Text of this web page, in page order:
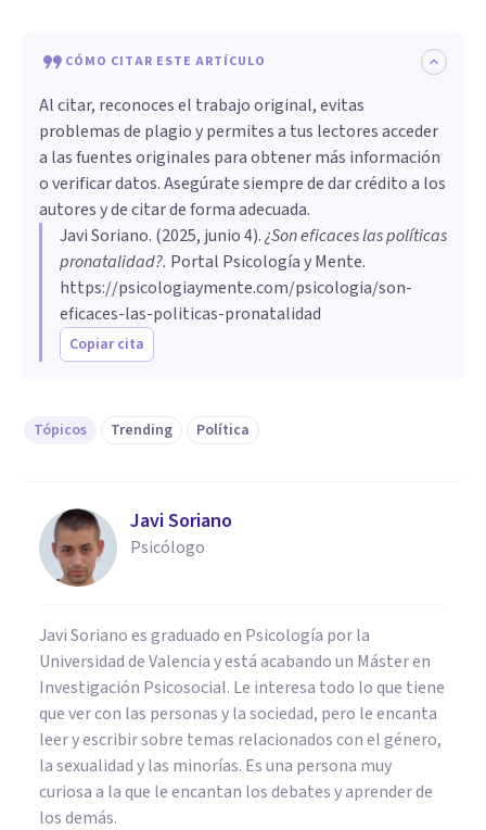
CÓMO CITAR ESTE ARTÍCULO
Al citar, reconoces el trabajo original, evitas
problemas de plagio y permites a tus lectores acceder
a las fuentes originales para obtener más información
o verificar datos. Asegúrate siempre de dar crédito a los
autores y de citar de forma adecuada.
Javi Soriano. (2025, junio 4).¿Son eficaces las políticas
pronatalidad?. Portal Psicología y Mente.
https://psicologiaymente.com/psicologia/son-
eficaces-las-politicas-pronatalidad
Copiar cita
Tópicos Trending Política
Javi Soriano
Psicólogo
Javi Soriano es graduado en Psicología por la
Universidad de Valencia y está acabando un Máster en
Investigación Psicosocial. Le interesa todo lo que tiene
que ver con las personas y la sociedad, pero le encanta
leer y escribir sobre temas relacionados con el género,
la sexualidad y las minorías. Es una persona muy
curiosa a la que le encantan los debates y aprender de
los demás.